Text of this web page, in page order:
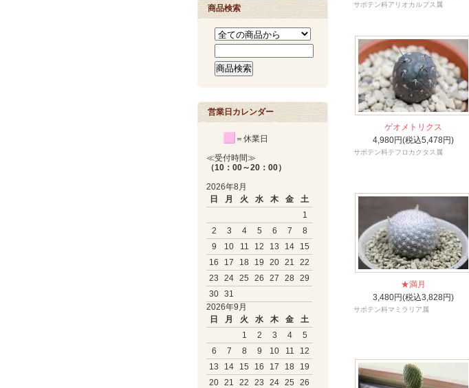
商品検索
営業日カレンダー
＝休業日
≪受付時間≫
（10：00～20：00）
2026年8月
日
月 火 水 木 金
土
1
2
3 4 5 6 7
8
9
10 11 12 13 14
15
16
17 18 19 20 21
22
23
24 25 26 27 28 29
30 31
2026年9月
日
月 火 水 木 金
土
1
2 3 4
5
6
7 8 9 10 11
12
13
14 15 16 17 18
19
20 21 22 23 24 25
26
サボテン科アリオカルプス属
ゲオメトリクス
4,980円(税込5,478円)
サボテン科テフロカクタス属
★満月
3,480円(税込3,828円)
サボテン科マミラリア属